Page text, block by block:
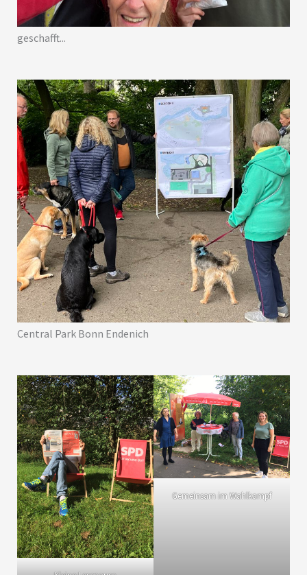
geschafft...
Central Park Bonn Endenich
Gemeinsam im Wahlkampf